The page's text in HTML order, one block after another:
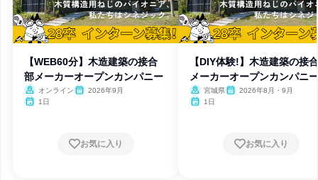
【WEB60分】木造建築の接合
部メーカーオープンカンパニー
オンライン
2026年9月
1日
お気に入り
【DIY体験!】木造建築の接
メーカーオープンカンパニー
宮城県
2026年8月・9月
1日
お気に入り